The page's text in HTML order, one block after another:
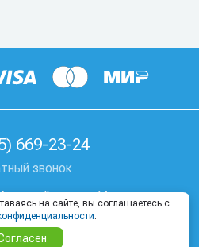
669-23-24
звонок
пер, д. 1А
тур
на сайте, вы соглашаетесь с
.